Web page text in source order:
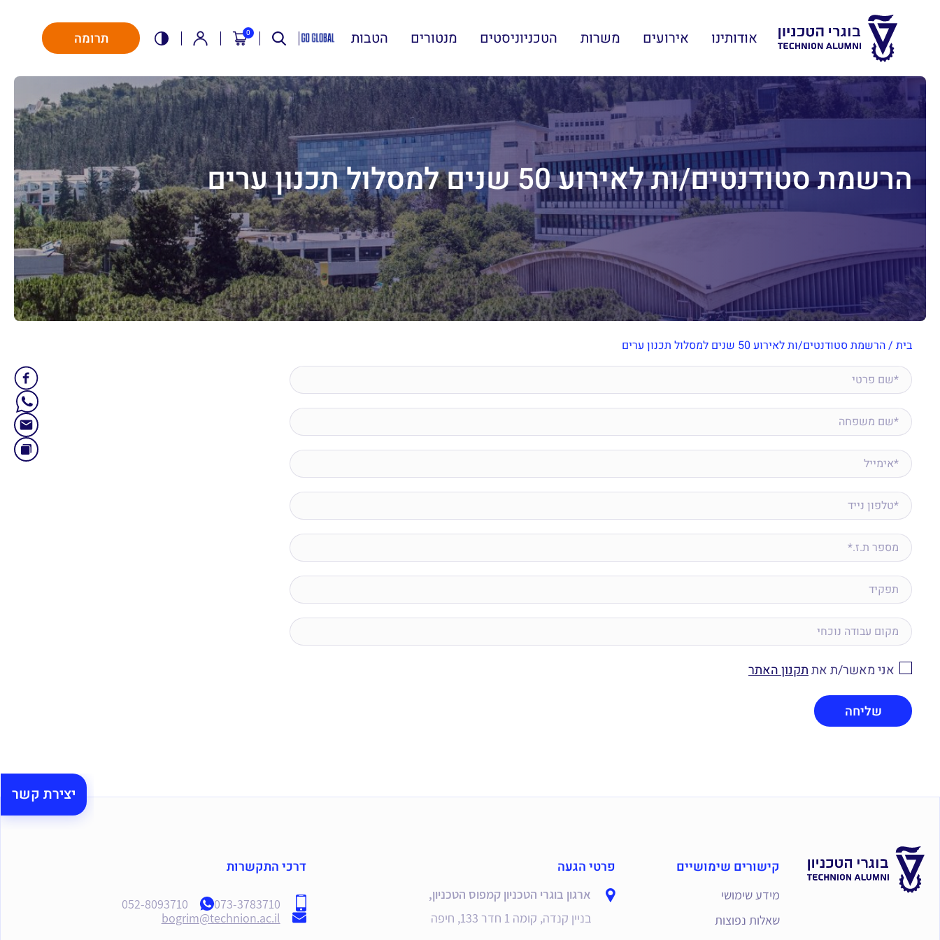
אודותינו אירועים משרות הטכניוניסטים מנטורים הטבות 0 תרומה
הרשמת סטודנטים/ות לאירוע 50 שנים למסלול תכנון ערים
בית /הרשמת סטודנטים/ות לאירוע 50 שנים למסלול תכנון ערים
אני מאשר/ת אתתקנון האתר
יצירת קשר
קישורים שימושיים
מידע שימושי
שאלות נפוצות
פרטי הגעה
ארגון בוגרי הטכניון קמפוס הטכניון,
בניין קנדה, קומה 1 חדר 133, חיפה
דרכי התקשרות
073-3783710
052-8093710
bogrim@technion.ac.il